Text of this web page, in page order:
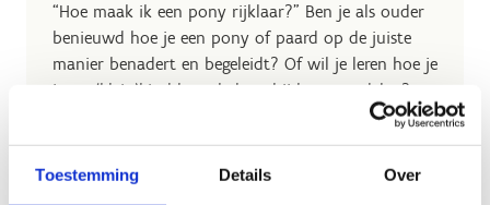
Toestemming Details Over
“Hoe maak ik een pony rijklaar?” Ben je als ouder
benieuwd hoe je een pony of paard op de juiste
manier benadert en begeleidt? Of wil je leren hoe je
jouw (klein)kind kunt helpen bij het opzadelen?
Dan is dit dé kans voor jou. Deelname is volledig
gratis.